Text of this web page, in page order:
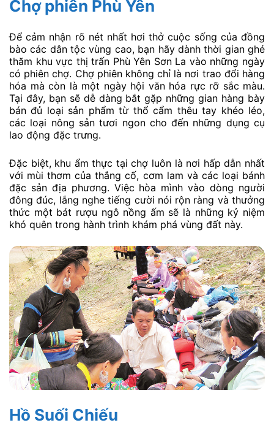
Chợ phiên Phù Yên
Để cảm nhận rõ nét nhất hơi thở cuộc sống của đồng
bào các dân tộc vùng cao, bạn hãy dành thời gian ghé
thăm khu vực thị trấn Phù Yên Sơn La vào những ngày
có phiên chợ. Chợ phiên không chỉ là nơi trao đổi hàng
hóa mà còn là một ngày hội văn hóa rực rỡ sắc màu.
Tại đây, bạn sẽ dễ dàng bắt gặp những gian hàng bày
bán đủ loại sản phẩm từ thổ cẩm thêu tay khéo léo,
các loại nông sản tươi ngon cho đến những dụng cụ
lao động đặc trưng.
Đặc biệt, khu ẩm thực tại chợ luôn là nơi hấp dẫn nhất
với mùi thơm của thắng cố, cơm lam và các loại bánh
đặc sản địa phương. Việc hòa mình vào dòng người
đông đúc, lắng nghe tiếng cười nói rộn ràng và thưởng
thức một bát rượu ngô nồng ấm sẽ là những kỷ niệm
khó quên trong hành trình khám phá vùng đất này.
Hồ Suối Chiếu